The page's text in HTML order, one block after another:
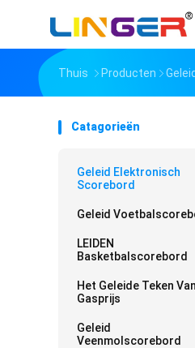
Thuis Producten
Catagorieën
Geleid Elektronisch
Scorebord
Geleid
LEIDEN
Basketbalscorebord
Het Geleide Teken
Gasprijs
Geleid
Veenmolscorebord